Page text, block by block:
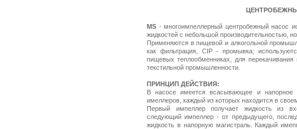
MS - многоимпеллерный центробежный насос
жидкостей с небольшой производительностью,
Применяются в пищевой и алкогольной
как фильтрация, CIP - промывка;
пищевых теплообменниках, для
текстильной промышленности.
ПРИНЦИП ДЕЙСТВИЯ:
В насосе имеется всасывающее и
имеллеров, каждый из которых находится в
Первый импеллер получает жидкость из
следующий импеллер - от предыдущего,
жидкость в напорную магистраль. Каждый